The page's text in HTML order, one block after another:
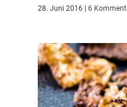
28. Juni 2016 6